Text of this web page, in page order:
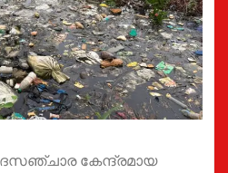
കേന്ദ്രമായ